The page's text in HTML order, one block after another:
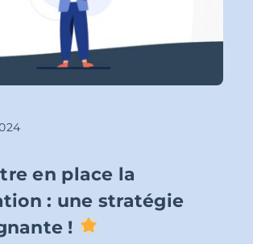
en place la
: une stratégie
!